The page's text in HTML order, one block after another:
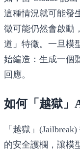
這種情況就可能發
徵可能仍然會啟動
道」特徵。一旦模
始編造：生成一
回應。
如何「越獄」
「越獄」
的安全護欄，讓模